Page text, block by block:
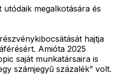
megalkotására és
hajtja
Amióta 2025
saját munkatársaira is
számjegyű százalék” volt.